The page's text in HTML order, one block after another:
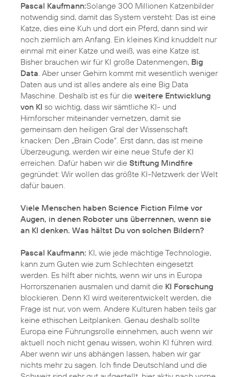
Pascal Kaufmann:Solange 300 Millionen Katzenbilder
notwendig sind, damit das System versteht: Das ist eine
Katze, dies eine Kuh und dort ein Pferd, dann sind wir
noch ziemlich am Anfang. Ein kleines Kind knuddelt nur
einmal mit einer Katze und weiß, was eine Katze ist.
Bisher brauchen wir für KI große Datenmengen, Big
Data. Aber unser Gehirn kommt mit wesentlich weniger
Daten aus und ist alles andere als eine Big Data
Maschine. Deshalb ist es für die weitere Entwicklung
von KI so wichtig, dass wir sämtliche KI- und
Hirnforscher miteinander vernetzen, damit sie
gemeinsam den heiligen Gral der Wissenschaft
knacken: Den „Brain Code“. Erst dann, das ist meine
Überzeugung, werden wir eine neue Stufe der KI
erreichen. Dafür haben wir die Stiftung Mindfire
gegründet: Wir wollen das größte KI-Netzwerk der Welt
dafür bauen.
Viele Menschen haben Science Fiction Filme vor
Augen, in denen Roboter uns überrennen, wenn sie
an KI denken. Was hältst Du von solchen Bildern?
Pascal Kaufmann: KI, wie jede mächtige Technologie,
kann zum Guten wie zum Schlechten eingesetzt
werden. Es hilft aber nichts, wenn wir uns in Europa
Horrorszenarien ausmalen und damit die KI Forschung
blockieren. Denn KI wird weiterentwickelt werden, die
Frage ist nur, von wem. Andere Kulturen haben teils gar
keine ethischen Leitplanken. Genau deshalb sollte
Europa eine Führungsrolle einnehmen, auch wenn wir
aktuell noch nicht genau wissen, wohin KI führen wird.
Aber wenn wir uns abhängen lassen, haben wir gar
nichts mehr zu sagen. Ich finde Deutschland und die